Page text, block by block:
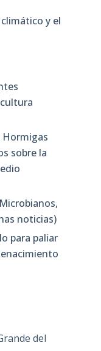
y el
Hormigas
sobre la
noticias)
para paliar
del